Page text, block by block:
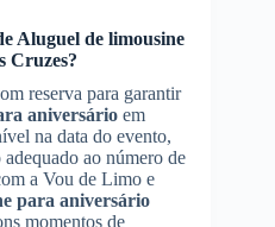
Aluguel de limousine
Cruzes?
reserva para garantir
aniversário em
na data do evento,
ao número de
a Vou de Limo e
para aniversário
momentos de